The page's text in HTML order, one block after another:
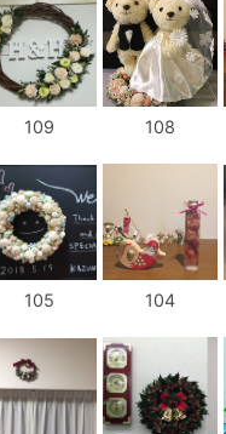
109 108
105 104